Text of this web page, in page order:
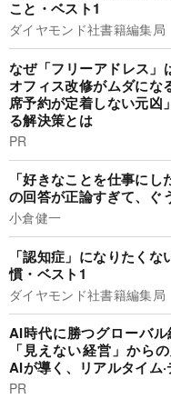
こと・ベスト1
ダイヤモンド社書籍編集局
なぜ「フリーアドレス」
オフィス改修がムダにな
席予約が定着しない元凶
る解決策とは
PR
「好きなことを仕事に
の回答が正論すぎて、ぐ
小倉健一
「認知症」になりたく
慣・ベスト1
ダイヤモンド社書籍編集局
AI時代に勝つグローバ
「見えない経営」から
AIが導く、リアルタイム
PR